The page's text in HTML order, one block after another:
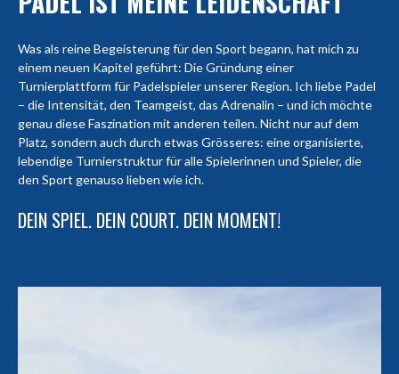
Was als reine Begeisterung für den Sport begann, hat mich zu
einem neuen Kapitel geführt: Die Gründung einer
Turnierplattform für Padelspieler unserer Region. Ich liebe Padel
– die Intensität, den Teamgeist, das Adrenalin – und ich möchte
genau diese Faszination mit anderen teilen. Nicht nur auf dem
Platz, sondern auch durch etwas Grösseres: eine organisierte,
lebendige Turnierstruktur für alle Spielerinnen und Spieler, die
den Sport genauso lieben wie ich.
DEIN SPIEL. DEIN COURT. DEIN MOMENT!